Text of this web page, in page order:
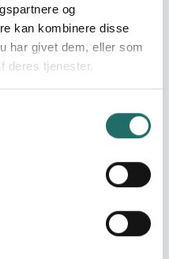
og
kan kombinere disse
har givet dem, eller som
deres tjenester.
handling
Uganda
reduce youth
by equipping out-of-
with practical skills in
Environmental
hands-on training in